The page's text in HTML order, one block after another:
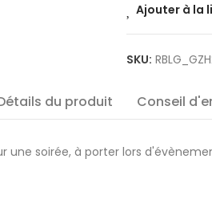
Ajouter à la
SKU:
du produit Conseil
soirée, à porter lors